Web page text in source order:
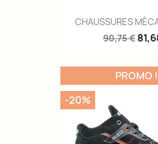
CHAUSSURES
90,75 €
PROMO !
-20%